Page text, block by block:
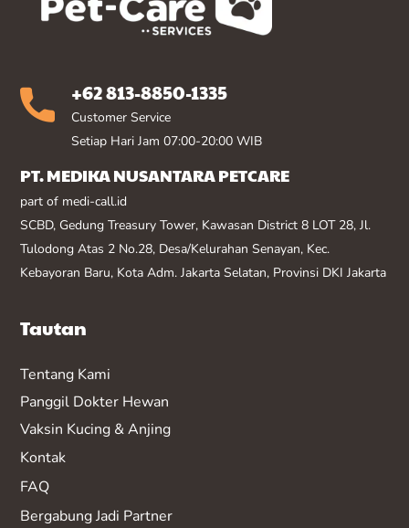
+62 813-8850-1335
Customer Service
Setiap Hari Jam 07:00-20:00 WIB
PT. MEDIKA NUSANTARA PETCARE
part of medi-call.id
SCBD, Gedung Treasury Tower, Kawasan District 8 LOT 28, Jl.
Tulodong Atas 2 No.28, Desa/Kelurahan Senayan, Kec.
Kebayoran Baru, Kota Adm. Jakarta Selatan, Provinsi DKI Jakarta
Tautan
Tentang Kami
Panggil Dokter Hewan
Vaksin Kucing & Anjing
Kontak
FAQ
Bergabung Jadi Partner